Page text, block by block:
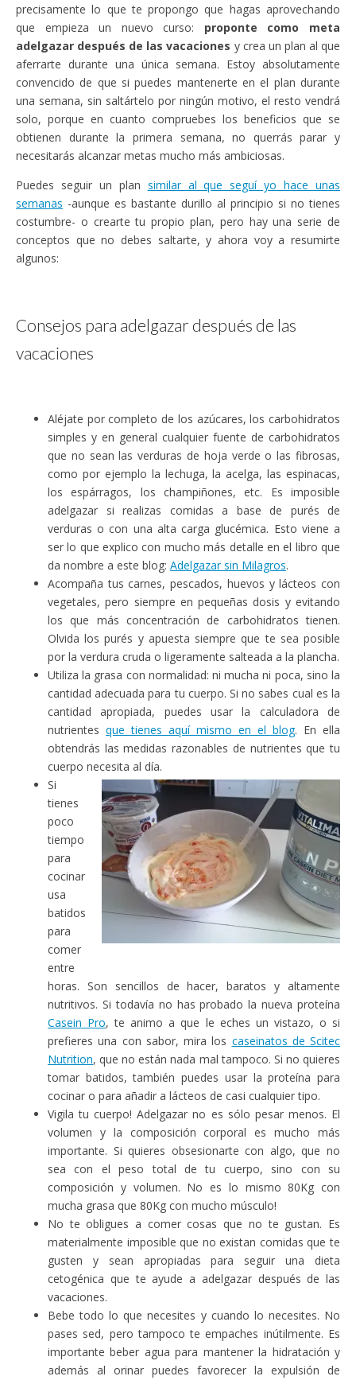
precisamente lo que te propongo que hagas aprovechando
que empieza un nuevo curso: proponte como meta
adelgazar después de las vacaciones y crea un plan al que
aferrarte durante una única semana. Estoy absolutamente
convencido de que si puedes mantenerte en el plan durante
una semana, sin saltártelo por ningún motivo, el resto vendrá
solo, porque en cuanto compruebes los beneficios que se
obtienen durante la primera semana, no querrás parar y
necesitarás alcanzar metas mucho más ambiciosas.
Puedes seguir un plan similar al que seguí yo hace unas
semanas -aunque es bastante durillo al principio si no tienes
costumbre- o crearte tu propio plan, pero hay una serie de
conceptos que no debes saltarte, y ahora voy a resumirte
algunos:
Consejos para adelgazar después de las
vacaciones
Aléjate por completo de los azúcares, los carbohidratos
simples y en general cualquier fuente de carbohidratos
que no sean las verduras de hoja verde o las fibrosas,
como por ejemplo la lechuga, la acelga, las espinacas,
los espárragos, los champiñones, etc. Es imposible
adelgazar si realizas comidas a base de purés de
verduras o con una alta carga glucémica. Esto viene a
ser lo que explico con mucho más detalle en el libro que
da nombre a este blog: Adelgazar sin Milagros.
Acompaña tus carnes, pescados, huevos y lácteos con
vegetales, pero siempre en pequeñas dosis y evitando
los que más concentración de carbohidratos tienen.
Olvida los purés y apuesta siempre que te sea posible
por la verdura cruda o ligeramente salteada a la plancha.
Utiliza la grasa con normalidad: ni mucha ni poca, sino la
cantidad adecuada para tu cuerpo. Si no sabes cual es la
cantidad apropiada, puedes usar la calculadora de
nutrientes que tienes aquí mismo en el blog. En ella
obtendrás las medidas razonables de nutrientes que tu
cuerpo necesita al día.
Si
tienes
poco
tiempo
para
cocinar
usa
batidos
para
comer
entre
horas. Son sencillos de hacer, baratos y altamente
nutritivos. Si todavía no has probado la nueva proteína
Casein Pro, te animo a que le eches un vistazo, o si
prefieres una con sabor, mira los caseinatos de Scitec
Nutrition, que no están nada mal tampoco. Si no quieres
tomar batidos, también puedes usar la proteína para
cocinar o para añadir a lácteos de casi cualquier tipo.
Vigila tu cuerpo! Adelgazar no es sólo pesar menos. El
volumen y la composición corporal es mucho más
importante. Si quieres obsesionarte con algo, que no
sea con el peso total de tu cuerpo, sino con su
composición y volumen. No es lo mismo 80Kg con
mucha grasa que 80Kg con mucho músculo!
No te obligues a comer cosas que no te gustan. Es
materialmente imposible que no existan comidas que te
gusten y sean apropiadas para seguir una dieta
cetogénica que te ayude a adelgazar después de las
vacaciones.
Bebe todo lo que necesites y cuando lo necesites. No
pases sed, pero tampoco te empaches inútilmente. Es
importante beber agua para mantener la hidratación y
además al orinar puedes favorecer la expulsión de